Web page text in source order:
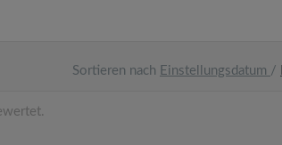
Sortieren nach Einstellungsdatum /